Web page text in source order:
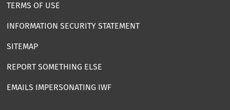
TERMS OF USE
INFORMATION SECURITY STATEMENT
SITEMAP
REPORT SOMETHING ELSE
EMAILS IMPERSONATING IWF